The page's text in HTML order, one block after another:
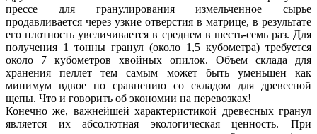
прессе для гранулирования измельченное сырье
продавливается через узкие отверстия в матрице, в результате
его плотность увеличивается в среднем в шесть-семь раз. Для
получения 1 тонны гранул (около 1,5 кубометра) требуется
около 7 кубометров хвойных опилок. Объем склада для
хранения пеллет тем самым может быть уменьшен как
минимум вдвое по сравнению со складом для древесной
щепы. Что и говорить об экономии на перевозках!
Конечно же, важнейшей характеристикой древесных гранул
является их абсолютная экологическая ценность. При